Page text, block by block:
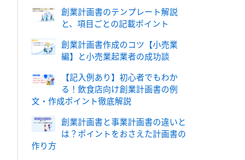
創業計画書のテンプレート解説
と、項目ごとの記載ポイント
創業計画書作成のコツ【小売業
編】と小売業起業者の成功談
【記入例あり】初心者でもわか
る！飲食店向け創業計画書の例
文・作成ポイント徹底解説
創業計画書と事業計画書の違いと
は？ポイントをおさえた計画書の
作り方